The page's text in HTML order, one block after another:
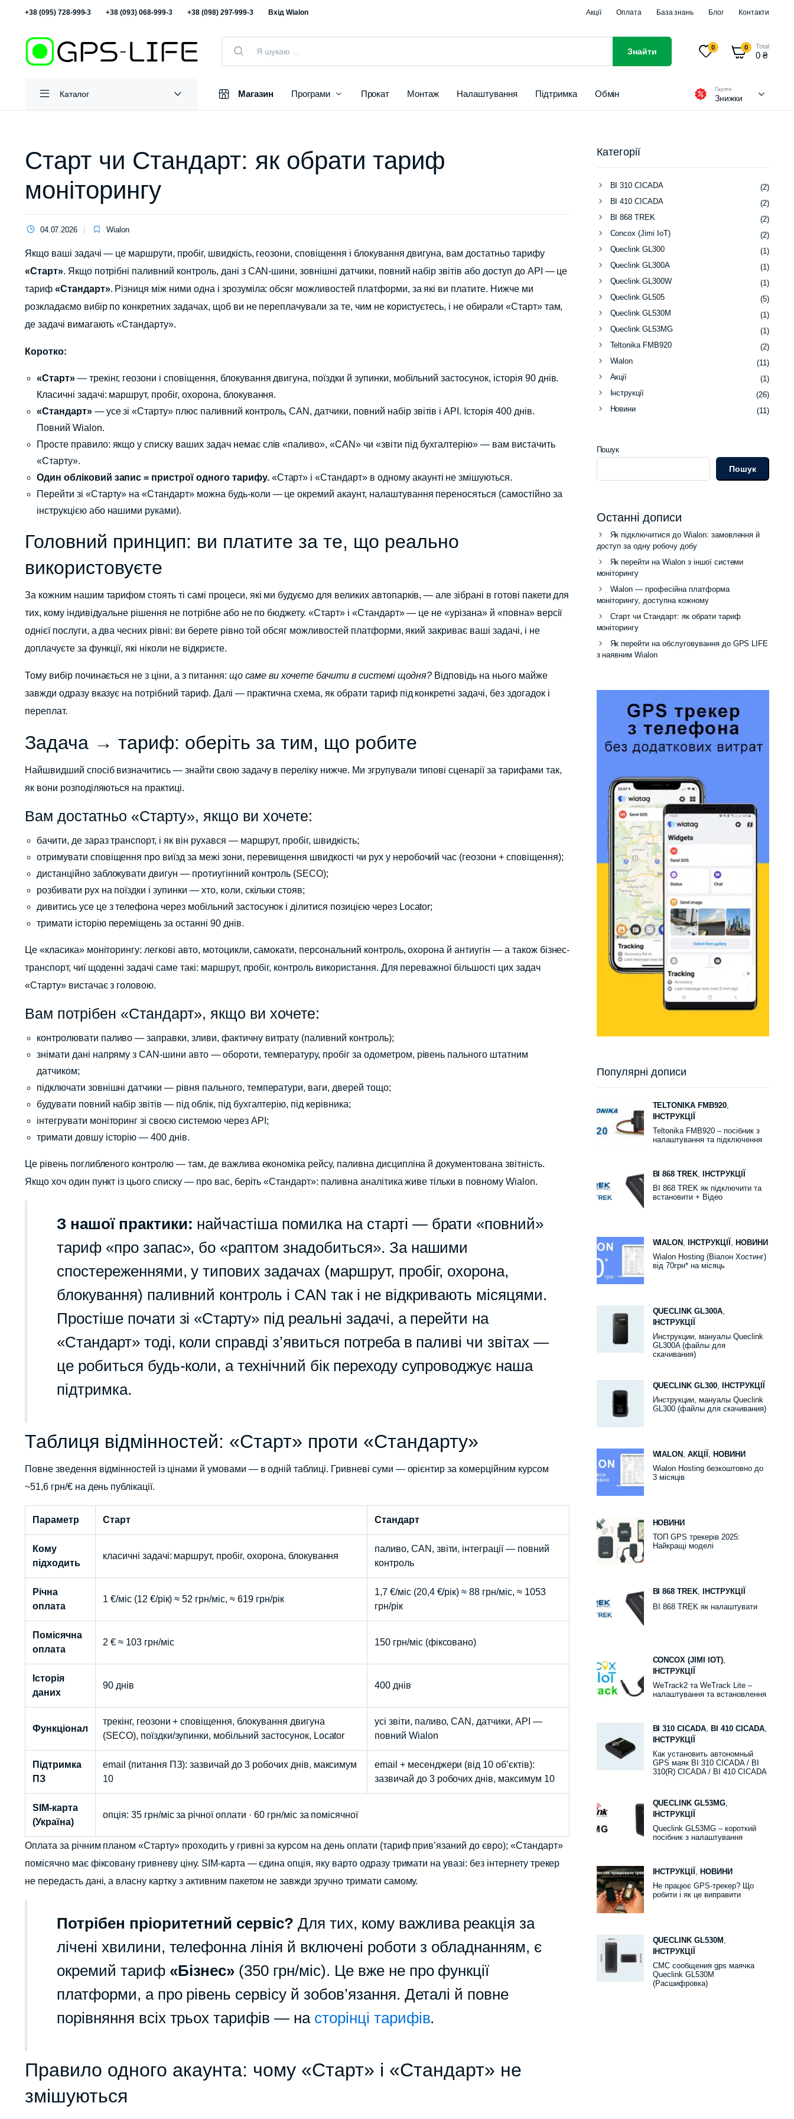
+38 (095) 728-999-3 +38 (093) 068-999-3 +38 (098) 297-999-3 Вхід Wialon Акції Оплата База знань Блог Контакти
Пошук
товарів
Знайти 0 0 Total
0₴
Каталог Магазин Програми Прокат Монтаж Налаштування Підтримка Обмін Гарячі
Знижки
Старт чи Стандарт: як обрати тариф
моніторингу
04.07.2026 Wialon
Якщо ваші задачі — це маршрути, пробіг, швидкість, геозони, сповіщення і блокування двигуна, вам достатньо тарифу
«Старт». Якщо потрібні паливний контроль, дані з CAN-шини, зовнішні датчики, повний набір звітів або доступ до API — це
тариф «Стандарт». Різниця між ними одна і зрозуміла: обсяг можливостей платформи, за які ви платите. Нижче ми
розкладаємо вибір по конкретних задачах, щоб ви не переплачували за те, чим не користуєтесь, і не обирали «Старт» там,
де задачі вимагають «Стандарту».
Коротко:
«Старт»— трекінг, геозони і сповіщення, блокування двигуна, поїздки й зупинки, мобільний застосунок, історія 90 днів.
Класичні задачі: маршрут, пробіг, охорона, блокування.
«Стандарт»— усе зі «Старту» плюс паливний контроль, CAN, датчики, повний набір звітів і API. Історія 400 днів.
Повний Wialon.
Просте правило: якщо у списку ваших задач немає слів «паливо», «CAN» чи «звіти під бухгалтерію» — вам вистачить
«Старту».
Один обліковий запис = пристрої одного тарифу.«Старт» і «Стандарт» в одному акаунті не змішуються.
Перейти зі «Старту» на «Стандарт» можна будь-коли — це окремий акаунт, налаштування переносяться (самостійно за
інструкцією або нашими руками).
Головний принцип: ви платите за те, що реально
використовуєте
За кожним нашим тарифом стоять ті самі процеси, які ми будуємо для великих автопарків, — але зібрані в готові пакети для
тих, кому індивідуальне рішення не потрібне або не по бюджету. «Старт» і «Стандарт» — це не «урізана» й «повна» версії
однієї послуги, а два чесних рівні: ви берете рівно той обсяг можливостей платформи, який закриває ваші задачі, і не
доплачуєте за функції, які ніколи не відкриєте.
Тому вибір починається не з ціни, а з питання: що саме ви хочете бачити в системі щодня? Відповідь на нього майже
завжди одразу вказує на потрібний тариф. Далі — практична схема, як обрати тариф під конкретні задачі, без здогадок і
переплат.
Задача → тариф: оберіть за тим, що робите
Найшвидший спосіб визначитись — знайти свою задачу в переліку нижче. Ми згрупували типові сценарії за тарифами так,
як вони розподіляються на практиці.
Вам достатньо «Старту», якщо ви хочете:
бачити, де зараз транспорт, і як він рухався — маршрут, пробіг, швидкість;
отримувати сповіщення про виїзд за межі зони, перевищення швидкості чи рух у неробочий час (геозони + сповіщення);
дистанційно заблокувати двигун — протиугінний контроль (SECO);
розбивати рух на поїздки і зупинки — хто, коли, скільки стояв;
дивитись усе це з телефона через мобільний застосунок і ділитися позицією через Locator;
тримати історію переміщень за останні 90 днів.
Це «класика» моніторингу: легкові авто, мотоцикли, самокати, персональний контроль, охорона й антиугін — а також бізнес-
транспорт, чиї щоденні задачі саме такі: маршрут, пробіг, контроль використання. Для переважної більшості цих задач
«Старту» вистачає з головою.
Вам потрібен «Стандарт», якщо ви хочете:
контролювати паливо — заправки, зливи, фактичну витрату (паливний контроль);
знімати дані напряму з CAN-шини авто — обороти, температуру, пробіг за одометром, рівень пального штатним
датчиком;
підключати зовнішні датчики — рівня пального, температури, ваги, дверей тощо;
будувати повний набір звітів — під облік, під бухгалтерію, під керівника;
інтегрувати моніторинг зі своєю системою через API;
тримати довшу історію — 400 днів.
Це рівень поглибленого контролю — там, де важлива економіка рейсу, паливна дисципліна й документована звітність.
Якщо хоч один пункт із цього списку — про вас, беріть «Стандарт»: паливна аналітика живе тільки в повному Wialon.
З нашої практики: найчастіша помилка на старті — брати «повний»
тариф «про запас», бо «раптом знадобиться». За нашими
спостереженнями, у типових задачах (маршрут, пробіг, охорона,
блокування) паливний контроль і CAN так і не відкривають місяцями.
Простіше почати зі «Старту» під реальні задачі, а перейти на
«Стандарт» тоді, коли справді з’явиться потреба в паливі чи звітах —
це робиться будь-коли, а технічний бік переходу супроводжує наша
підтримка.
Таблиця відмінностей: «Старт» проти «Стандарту»
Повне зведення відмінностей із цінами й умовами — в одній таблиці. Гривневі суми — орієнтир за комерційним курсом
~51,6 грн/€ на день публікації.
Параметр Старт Стандарт
Кому
підходить
класичні задачі: маршрут, пробіг, охорона, блокування
паливо, CAN, звіти, інтеграції — повний
контроль
Річна
оплата
1 €/міс (12 €/рік) ≈ 52 грн/міс, ≈ 619 грн/рік
1,7 €/міс (20,4 €/рік) ≈ 88 грн/міс, ≈ 1053
грн/рік
Помісячна
оплата
2 € ≈ 103 грн/міс 150 грн/міс (фіксовано)
Історія
даних
90 днів 400 днів
Функціонал
трекінг, геозони + сповіщення, блокування двигуна
(SECO), поїздки/зупинки, мобільний застосунок, Locator
усі звіти, паливо, CAN, датчики, API —
повний Wialon
Підтримка
ПЗ
email (питання ПЗ): зазвичай до 3 робочих днів, максимум
10
email + месенджери (від 10 об’єктів):
зазвичай до 3 робочих днів, максимум 10
SIM-карта
(Україна)
опція: 35 грн/міс за річної оплати · 60 грн/міс за помісячної
Оплата за річним планом «Старту» проходить у гривні за курсом на день оплати (тариф прив’язаний до євро); «Стандарт»
помісячно має фіксовану гривневу ціну. SIM-карта — єдина опція, яку варто одразу тримати на увазі: без інтернету трекер
не передасть дані, а власну картку з активним пакетом не завжди зручно тримати самому.
Потрібен пріоритетний сервіс? Для тих, кому важлива реакція за
лічені хвилини, телефонна лінія й включені роботи з обладнанням, є
окремий тариф «Бізнес» (350 грн/міс). Це вже не про функції
платформи, а про рівень сервісу й зобов’язання. Деталі й повне
порівняння всіх трьох тарифів — на сторінці тарифів.
Правило одного акаунта: чому «Старт» і «Стандарт» не
змішуються
Категорії
BI 310 CICADA
(2)
BI 410 CICADA
(2)
BI 868 TREK
(2)
Concox (Jimi IoT)
(2)
Queclink GL300
(1)
Queclink GL300A
(1)
Queclink GL300W
(1)
Queclink GL505
(5)
Queclink GL530M
(1)
Queclink GL53MG
(1)
Teltonika FMB920
(2)
Wialon
(11)
Акції
(1)
Інструкції
(26)
Новини
(11)
Пошук
Пошук
Останні дописи
Як підключитися до Wialon: замовлення й
доступ за одну робочу добу
Як перейти на Wialon з іншої системи
моніторингу
Wialon — професійна платформа
моніторингу, доступна кожному
Старт чи Стандарт: як обрати тариф
моніторингу
Як перейти на обслуговування до GPS LIFE
з наявним Wialon
Популярні дописи
TELTONIKA FMB920,
ІНСТРУКЦІЇ
Teltonika FMB920 – посібник з
налаштування та підключення
BI 868 TREK,
ІНСТРУКЦІЇ
BI 868 TREK як підключити та
встановити + Відео
WIALON , ІНСТРУКЦІЇ , НОВИНИ
Wialon Hosting (Віалон Хостинг)
від 70грн* на місяць
QUECLINK GL300A,
ІНСТРУКЦІЇ
Инструкции, мануалы Queclink
GL300A (файлы для
скачивания)
QUECLINK GL300,
ІНСТРУКЦІЇ
Инструкции, мануалы Queclink
GL300 (файлы для скачивания)
WIALON ,АКЦІЇ , НОВИНИ
Wialon Hosting безкоштовно до
3 місяців
НОВИНИ
ТОП GPS трекерів 2025:
Найкращі моделі
BI 868 TREK,
ІНСТРУКЦІЇ
BI 868 TREK як налаштувати
CONCOX (JIMI IOT),
ІНСТРУКЦІЇ
WeTrack2 та WeTrack Lite –
налаштування та встановлення
BI 310 CICADA, BI 410 CICADA,
ІНСТРУКЦІЇ
Как установить автономный
GPS маяк BI 310 CICADA / BI
310(R) CICADA / BI 410 CICADA
QUECLINK GL53MG,
ІНСТРУКЦІЇ
Queclink GL53MG – короткий
посібник з налаштування
ІНСТРУКЦІЇ , НОВИНИ
Не працює GPS-трекер? Що
робити і як це виправити
QUECLINK GL530M ,
ІНСТРУКЦІЇ
СМС сообщения gps маячка
Queclink GL530M
(Расшифровка)